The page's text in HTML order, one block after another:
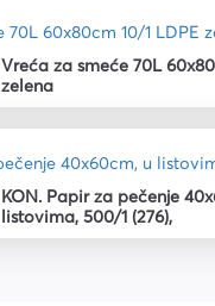
Vreća za smeće 70L 60x80cm 10/1 LDPE
zelena
KON. Papir za pečenje
listovima, 500/1 (276),